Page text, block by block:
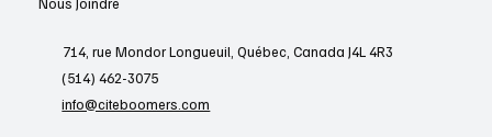
Nous Joindre
714, rue Mondor Longueuil, Québec, Canada J4L 4R3
(514) 462-3075
info@citeboomers.com